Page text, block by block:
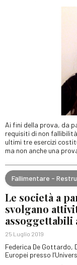
Ai fini della prova, da
requisiti di non fallibilità
ultimi tre esercizi
ma non anche una
Fallimentare -
Le società a
svolgano
25 Luglio 2019
Federica De Gottardo,
Europei presso